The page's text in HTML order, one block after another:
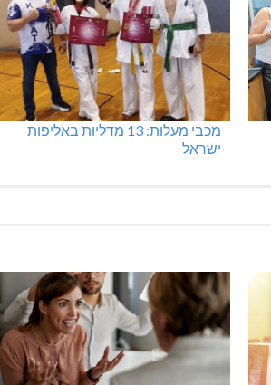
מכבי מעלות: 13 מדליות באליפות
ישראל